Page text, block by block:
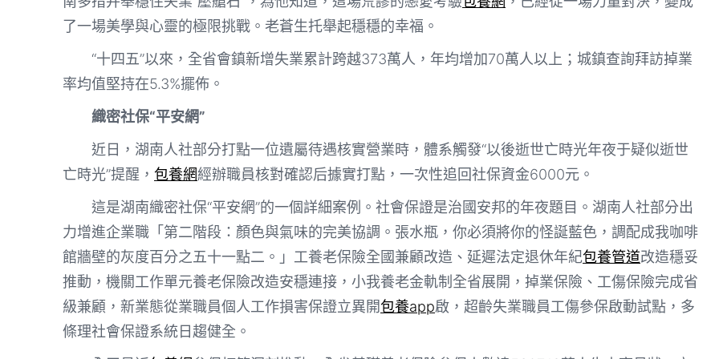
了一場美學與心靈的極限挑戰。老蒼生托舉起穩穩的幸福。
“十四五”以來，全省會鎮新增失業累計跨越373萬人，年均增加70萬人以上；城鎮查詢拜訪掉業
率均值堅持在5.3%擺佈。
織密社保“平安網”
近日，湖南人社部分打點一位遺屬待遇核實營業時，體系觸發“以後逝世亡時光年夜于疑似逝世
亡時光”提醒， 包養網經辦職員核對確認后據實打點，一次性追回社保資金6000元。
這是湖南織密社保“平安網”的一個詳細案例。社會保證是治國安邦的年夜題目。湖南人社部分出
力增進企業職「第二階段：顏色與氣味的完美協調。張水瓶，你必須將你的怪誕藍色，調配成我咖啡
館牆壁的灰度百分之五十一點二。」工養老保險全國兼顧改造、延遲法定退休年紀包養管道改造穩妥
推動，機關工作單元養老保險改造安穩連接，小我養老金軌制全省展開，掉業保險、工傷保險完成省
級兼顧，新業態從業職員個人工作損害保證立異開包養app啟，超齡失業職員工傷參保啟動試點，多
條理社會保證系統日趨健全。